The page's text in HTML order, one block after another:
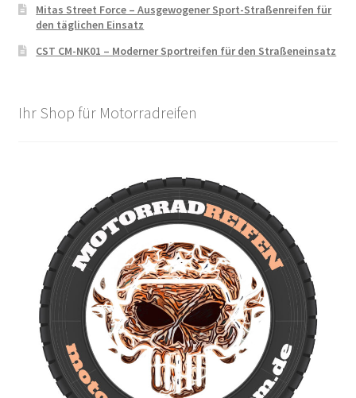
Mitas Street Force – Ausgewogener Sport-Straßenreifen für
den täglichen Einsatz
CST CM-NK01 – Moderner Sportreifen für den Straßeneinsatz
Ihr Shop für Motorradreifen